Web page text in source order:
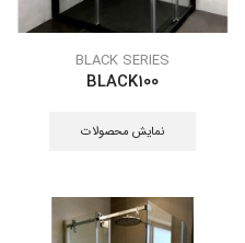
BLACK SERIES
BLACK100
نمایش محصولات